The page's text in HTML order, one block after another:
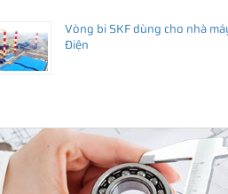
Vòng bi SKF dùng cho nhà
Điện